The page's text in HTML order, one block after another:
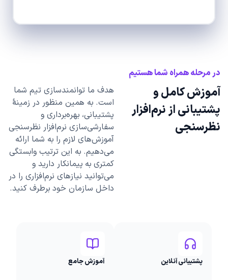
در مرحله همراه شما هستیم
آموزش کامل و
پشتیبانی از نرم‌افزار
نظرسنجی
هدف ما توانمندسازی تیم شما
است. به همین منظور در زمینۀ
پشتیبانی، بهره‌برداری و
سفارشی‌سازی نرم‌افزار نظرسنجی
آموزش‌های لازم را به شما ارائه
می‌دهیم. به این ترتیب وابستگی
کمتری به پیمانکار دارید و
می‌توانید نیازهای نرم‌افزاری را در
داخل سازمان خود برطرف کنید.
پشتیبانی آنلاین آموزش جامع